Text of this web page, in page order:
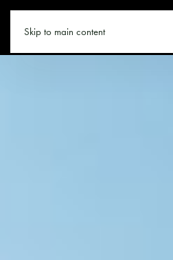
Skip to main content
WANDERN.CO